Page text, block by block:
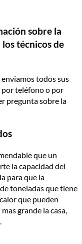
sobre la
técnicos de
todos sus
por teléfono o por
pregunta sobre la
que un
la capacidad del
para que la
toneladas que tiene
que pueden
grande la casa,